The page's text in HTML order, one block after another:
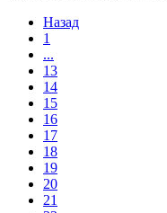
Назад
1
...
13
14
15
16
17
18
19
20
21